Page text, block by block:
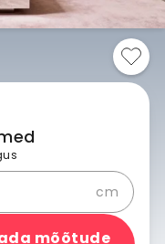
cm
mõõtude